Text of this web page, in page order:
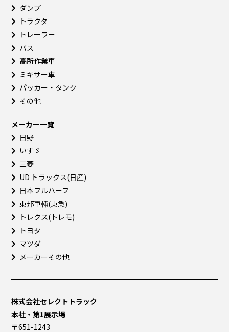
ダンプ
トラクタ
トレーラー
バス
高所作業車
ミキサー車
パッカー・タンク
その他
メーカー一覧
日野
いすゞ
三菱
UD トラックス(日産)
日本フルハーフ
東邦車輛(東急)
トレクス(トレモ)
トヨタ
マツダ
メーカーその他
株式会社セレクトトラック
本社・第1展示場
〒651-1243